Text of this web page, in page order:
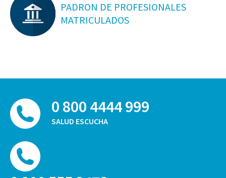
PADRON DE PROFESIONALES
MATRICULADOS
0 800 4444 999
SALUD ESCUCHA